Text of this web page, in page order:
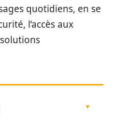
quotidiens, en se
l’accès aux